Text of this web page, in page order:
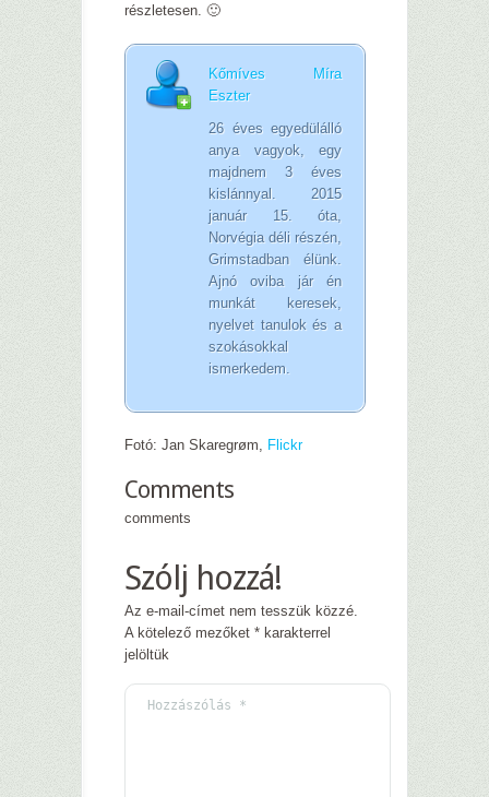
részletesen. 🙂
Kőmíves Míra
Eszter
26 éves egyedülálló
anya vagyok, egy
majdnem 3 éves
kislánnyal. 2015
január 15. óta,
Norvégia déli részén,
Grimstadban élünk.
Ajnó oviba jár én
munkát keresek,
nyelvet tanulok és a
szokásokkal
ismerkedem.
Fotó: Jan Skaregrøm, Flickr
Comments
comments
Szólj hozzá!
Az e-mail-címet nem tesszük közzé.
A kötelező mezőket * karakterrel
jelöltük